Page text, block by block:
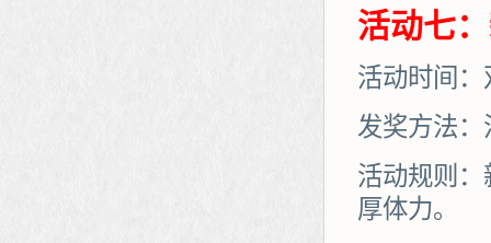
活动七
活动时间
发奖方法
活动规则
厚体力。